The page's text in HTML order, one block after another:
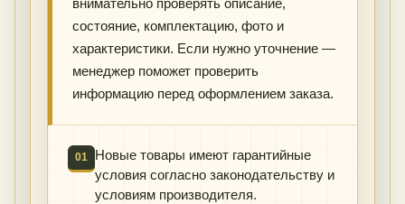
внимательно проверять описание,
состояние, комплектацию, фото и
характеристики. Если нужно уточнение —
менеджер поможет проверить
информацию перед оформлением заказа.
01
Новые товары имеют гарантийные
условия согласно законодательству и
условиям производителя.